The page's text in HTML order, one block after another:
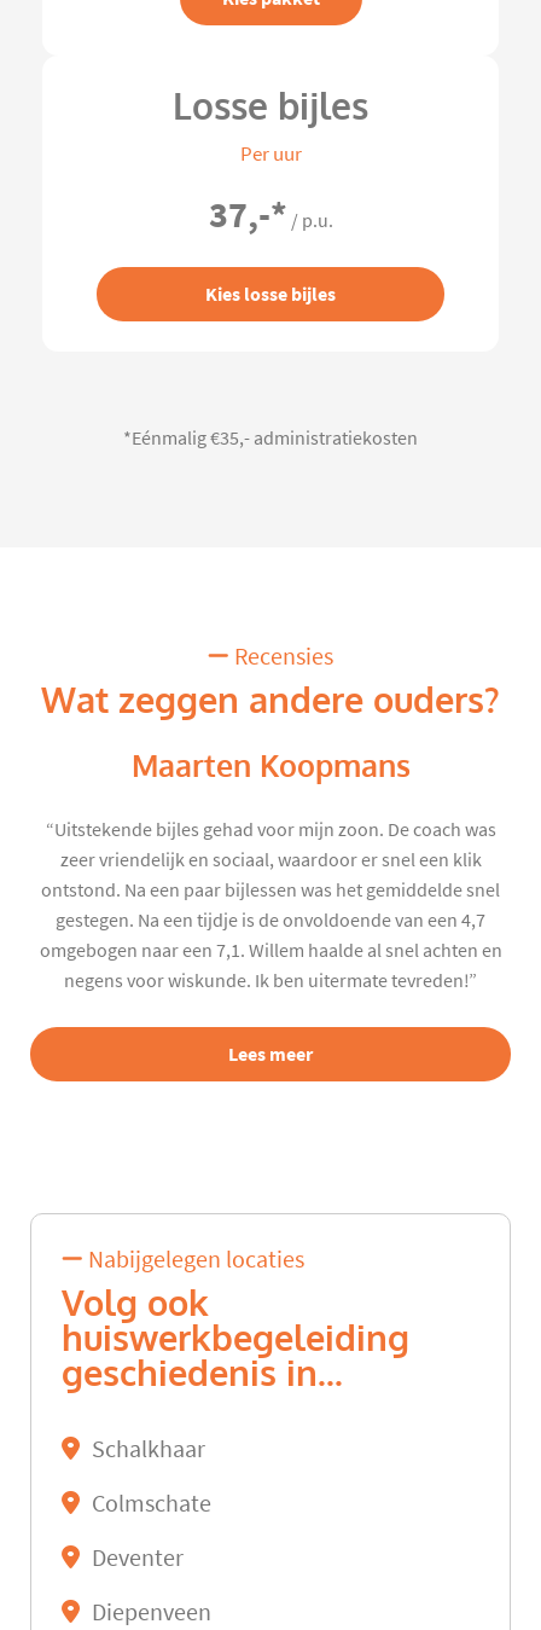
Losse bijles
Per uur
37,-* / p.u.
Kies losse bijles
*Eénmalig €35,- administratiekosten
Recensies
Wat zeggen andere ouders?
Maarten Koopmans
“Uitstekende bijles gehad voor mijn zoon. De coach was
zeer vriendelijk en sociaal, waardoor er snel een klik
ontstond. Na een paar bijlessen was het gemiddelde snel
gestegen. Na een tijdje is de onvoldoende van een 4,7
omgebogen naar een 7,1. Willem haalde al snel achten en
negens voor wiskunde. Ik ben uitermate tevreden!”
Lees meer
Nabijgelegen locaties
Volg ook
huiswerkbegeleiding
geschiedenis in...
Schalkhaar
Colmschate
Deventer
Diepenveen